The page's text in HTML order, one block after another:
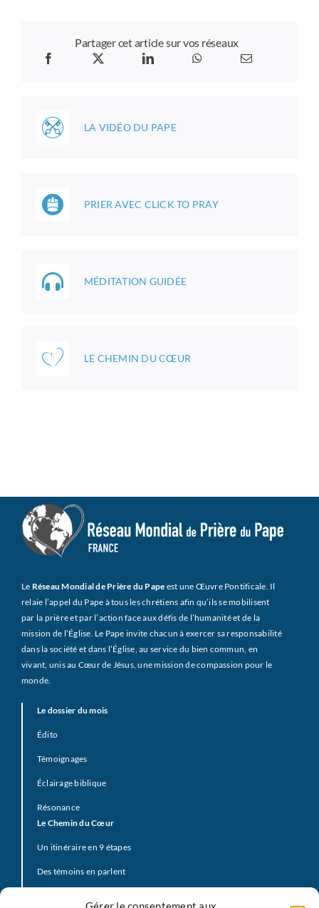
Partager cet article sur vos réseaux
LA VIDÉO DU PAPE
PRIER AVEC CLICK TO PRAY
MÉDITATION GUIDÉE
LE CHEMIN DU CŒUR
Le Réseau Mondial de Prière du Pape est une Œuvre Pontificale. Il
relaie l’appel du Pape à tous les chrétiens afin qu’ils se mobilisent
par la prière et par l’action face aux défis de l’humanité et de la
mission de l’Église. Le Pape invite chacun à exercer sa responsabilité
dans la société et dans l’Église, au service du bien commun, en
vivant, unis au Cœur de Jésus, une mission de compassion pour le
monde.
Le dossier du mois
Édito
Témoignages
Éclairage biblique
Résonance
Le Chemin du Cœur
Un itinéraire en 9 étapes
Des témoins en parlent